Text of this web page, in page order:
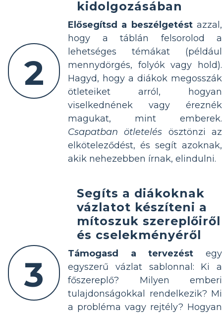
2
kidolgozásában
Elősegítsd a beszélgetéstazzal,
hogy a táblán felsorolod a
lehetséges témákat (például
mennydörgés, folyók vagy hold).
Hagyd, hogy a diákok megosszák
ötleteiket arról, hogyan
viselkednének vagy éreznék
magukat, mint emberek.
Csapatban ötletelés ösztönzi az
elköteleződést, és segít azoknak,
akik nehezebben írnak, elindulni.
3
Segíts a diákoknak
vázlatot készíteni a
mítoszuk szereplőiről
és cselekményéről
Támogasd a tervezést egy
egyszerű vázlat sablonnal: Ki a
főszereplő? Milyen emberi
tulajdonságokkal rendelkezik? Mi
a probléma vagy rejtély? Hogyan